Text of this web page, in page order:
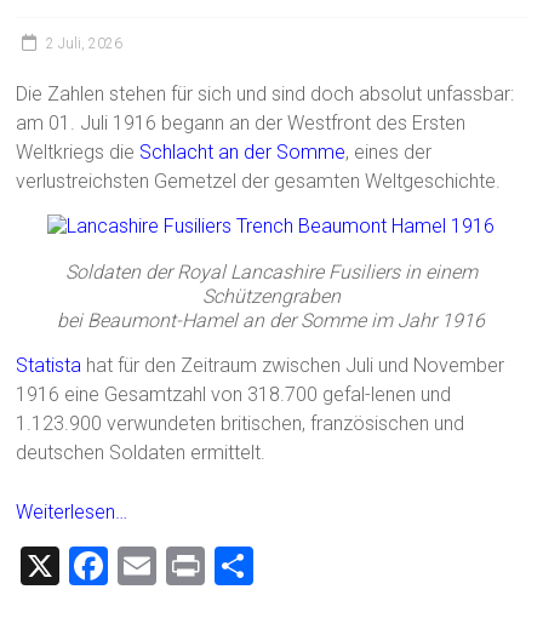
2 Juli, 2026
Die Zahlen stehen für sich und sind doch absolut unfassbar:
am 01. Juli 1916 begann an der Westfront des Ersten
Weltkriegs die Schlacht an der Somme, eines der
verlustreichsten Gemetzel der gesamten Weltgeschichte.
Soldaten der Royal Lancashire Fusiliers in einem
Schützengraben
bei Beaumont-Hamel an der Somme im Jahr 1916
Statista hat für den Zeitraum zwischen Juli und November
1916 eine Gesamtzahl von 318.700 gefal-lenen und
1.123.900 verwundeten britischen, französischen und
deutschen Soldaten ermittelt.
Weiterlesen…
X
F
E
Pr